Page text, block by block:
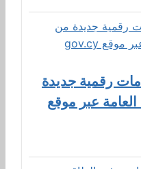
رقمية جديدة
عبر موقع